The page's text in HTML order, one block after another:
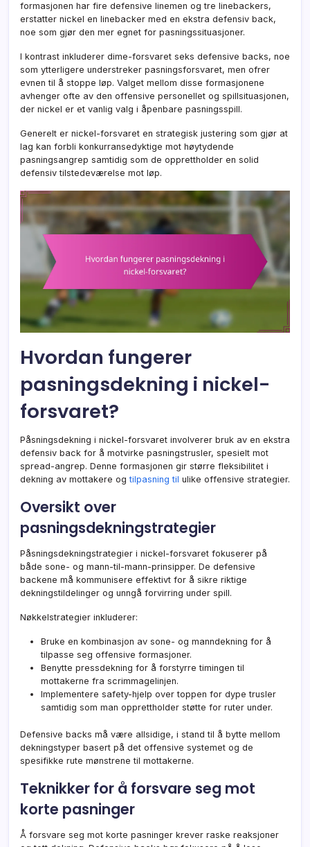
formasjonen har fire defensive linemen og tre linebackers,
erstatter nickel en linebacker med en ekstra defensiv back,
noe som gjør den mer egnet for pasningssituasjoner.
I kontrast inkluderer dime-forsvaret seks defensive backs, noe
som ytterligere understreker pasningsforsvaret, men ofrer
evnen til å stoppe løp. Valget mellom disse formasjonene
avhenger ofte av den offensive personellet og spillsituasjonen,
der nickel er et vanlig valg i åpenbare pasningsspill.
Generelt er nickel-forsvaret en strategisk justering som gjør at
lag kan forbli konkurransedyktige mot høytydende
pasningsangrep samtidig som de opprettholder en solid
defensiv tilstedeværelse mot løp.
Hvordan fungerer
pasningsdekning i nickel-
forsvaret?
Påsningsdekning i nickel-forsvaret involverer bruk av en ekstra
defensiv back for å motvirke pasningstrusler, spesielt mot
spread-angrep. Denne formasjonen gir større fleksibilitet i
dekning av mottakere ogtilpasning til ulike offensive strategier.
Oversikt over
pasningsdekningstrategier
Påsningsdekningstrategier i nickel-forsvaret fokuserer på
både sone- og mann-til-mann-prinsipper. De defensive
backene må kommunisere effektivt for å sikre riktige
dekningstildelinger og unngå forvirring under spill.
Nøkkelstrategier inkluderer:
Bruke en kombinasjon av sone- og manndekning for å
tilpasse seg offensive formasjoner.
Benytte pressdekning for å forstyrre timingen til
mottakerne fra scrimmagelinjen.
Implementere safety-hjelp over toppen for dype trusler
samtidig som man opprettholder støtte for ruter under.
Defensive backs må være allsidige, i stand til å bytte mellom
dekningstyper basert på det offensive systemet og de
spesifikke rute mønstrene til mottakerne.
Teknikker for å forsvare seg mot
korte pasninger
Å forsvare seg mot korte pasninger krever raske reaksjoner